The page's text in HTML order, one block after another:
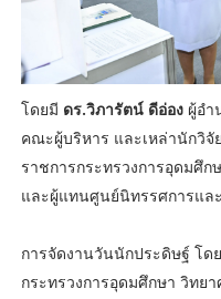
โดยมี ดร.วิภารัตน์ ดีอ่องผู้อำ
คณะผู้บริหาร และเหล่านักวิจัย
ราชการกระทรวงการอุดมศึ
และผู้แทนศูนย์นิทรรศการแล
การจัดงานวันนักประดิษฐ์ โด
กระทรวงการอุดมศึกษา วิทย